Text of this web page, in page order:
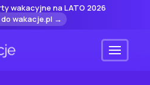
wakacyjne na LATO 2026
wakacje.pl →
Menu